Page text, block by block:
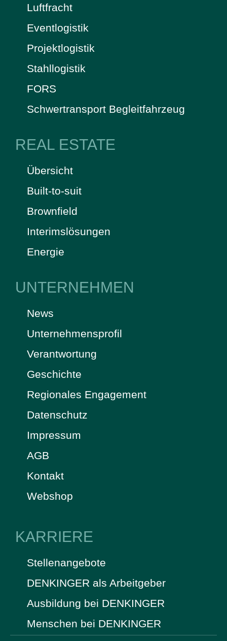
Luftfracht
Eventlogistik
Projektlogistik
Stahllogistik
FORS
Schwertransport Begleitfahrzeug
REAL ESTATE
Übersicht
Built-to-suit
Brownfield
Interimslösungen
Energie
UNTERNEHMEN
News
Unternehmensprofil
Verantwortung
Geschichte
Regionales Engagement
Datenschutz
Impressum
AGB
Kontakt
Webshop
KARRIERE
Stellenangebote
DENKINGER als Arbeitgeber
Ausbildung bei DENKINGER
Menschen bei DENKINGER